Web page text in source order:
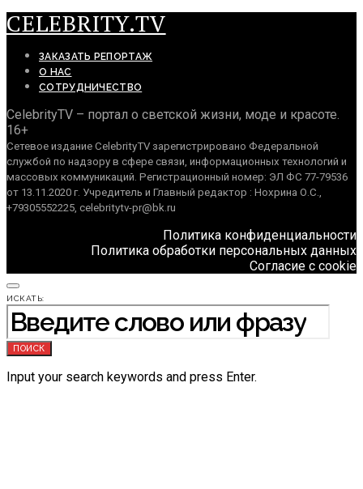
CELEBRITY.TV
ЗАКАЗАТЬ РЕПОРТАЖ
О НАС
СОТРУДНИЧЕСТВО
CelebrityTV – портал о светской жизни, моде и красоте.
16+
Сетевое издание CelebrityTV зарегистрировано Федеральной
службой по надзору в сфере связи, информационных технологий и
массовых коммуникаций. Регистрационный номер: ЭЛ ФС 77-79536
от 13.11.2020 г. Учредитель и Главный редактор : Нохрина О.С.,
+79305552225, celebritytv-pr@bk.ru
Политика конфиденциальности
Политика обработки персональных данных
Согласие с cookie
ИСКАТЬ:
ПОИСК
Input your search keywords and press Enter.